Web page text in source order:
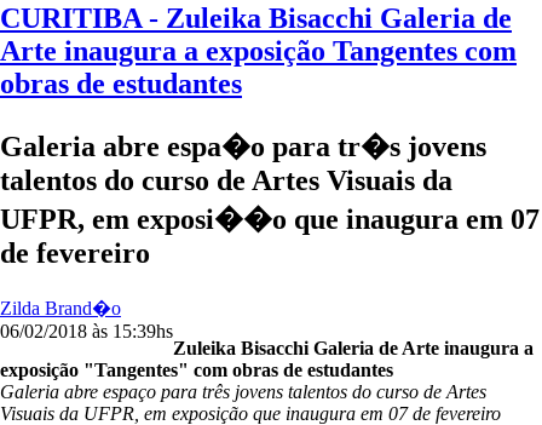
CURITIBA - Zuleika Bisacchi Galeria de
Arte inaugura a exposição Tangentes com
obras de estudantes
Galeria abre espa�o para tr�s jovens
talentos do curso de Artes Visuais da
UFPR, em exposi��o que inaugura em 07
de fevereiro
Zilda Brand�o
06/02/2018 às 15:39hs
Zuleika Bisacchi Galeria de Arte inaugura a
exposição "Tangentes" com obras de estudantes
Galeria abre espaço para três jovens talentos do curso de Artes
Visuais da UFPR, em exposição que inaugura em 07 de fevereiro